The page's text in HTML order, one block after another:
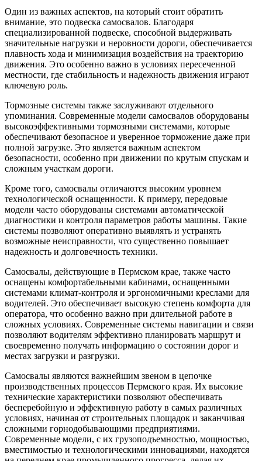
Один из важных аспектов, на который стоит обратить
внимание, это подвеска самосвалов. Благодаря
специализированной подвеске, способной выдерживать
значительные нагрузки и неровности дороги, обеспечивается
плавность хода и минимизация воздействия на траекторию
движения. Это особенно важно в условиях пересеченной
местности, где стабильность и надежность движения играют
ключевую роль.
Тормозные системы также заслуживают отдельного
упоминания. Современные модели самосвалов оборудованы
высокоэффективными тормозными системами, которые
обеспечивают безопасное и уверенное торможение даже при
полной загрузке. Это является важным аспектом
безопасности, особенно при движении по крутым спускам и
сложным участкам дороги.
Кроме того, самосвалы отличаются высоким уровнем
технологической оснащенности. К примеру, передовые
модели часто оборудованы системами автоматической
диагностики и контроля параметров работы машины. Такие
системы позволяют оперативно выявлять и устранять
возможные неисправности, что существенно повышает
надежность и долговечность техники.
Самосвалы, действующие в Пермском крае, также часто
оснащены комфортабельными кабинами, оснащенными
системами климат-контроля и эргономичными креслами для
водителей. Это обеспечивает высокую степень комфорта для
оператора, что особенно важно при длительной работе в
сложных условиях. Современные системы навигации и связи
позволяют водителям эффективно планировать маршрут и
своевременно получать информацию о состоянии дорог и
местах загрузки и разгрузки.
Самосвалы являются важнейшим звеном в цепочке
производственных процессов Пермского края. Их высокие
технические характеристики позволяют обеспечивать
бесперебойную и эффективную работу в самых различных
условиях, начиная от строительных площадок и заканчивая
сложными горнодобывающими предприятиями.
Современные модели, с их грузоподъемностью, мощностью,
вместимостью и технологическими инновациями, находятся